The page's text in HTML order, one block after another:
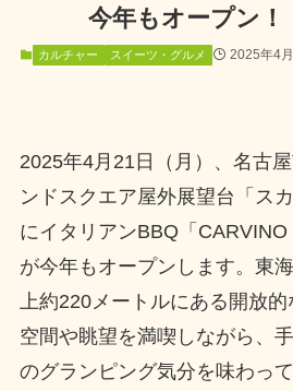
今年もオープン！
カルチャー スイーツ・グルメ 2025年4
2025年4月21日（月）、名古
ンドスクエア屋外展望台「ス
にイタリアンBBQ「CARVINO
が今年もオープンします。東
上約220メートルにある開放
空間や眺望を満喫しながら、
のグランピング気分を味わっ